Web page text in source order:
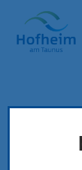
Home"
Einsicht